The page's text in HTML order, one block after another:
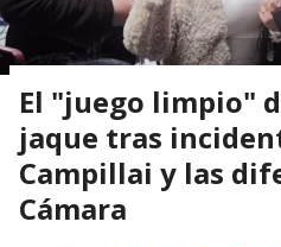
El "juego limpio"
jaque tras
Campillai y las
Cámara